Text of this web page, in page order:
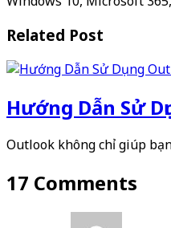
Related Post
Hướng Dẫn Sử
Outlook không chỉ giúp
17 Comments